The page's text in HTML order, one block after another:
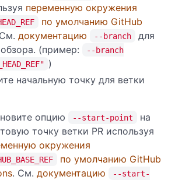
переменную окружения
по умолчанию GitHub
документацию --branch
для
(пример:
--branch
)
начальную точку для ветки
опцию
--start-point
на
точку ветки PR используя
окружения
по умолчанию GitHub
. См. документацию
--start-